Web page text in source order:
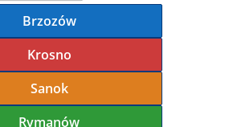
Brzozów
Krosno
Sanok
Rymanów